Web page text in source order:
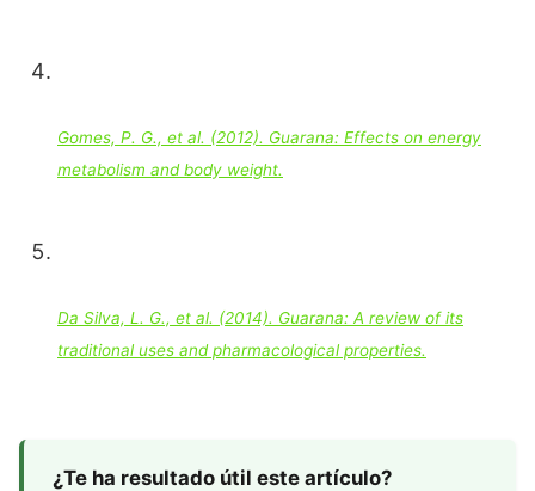
Gomes, P. G., et al. (2012). Guarana: Effects on energy
metabolism and body weight.
Da Silva, L. G., et al. (2014). Guarana: A review of its
traditional uses and pharmacological properties.
¿Te ha resultado útil este artículo?